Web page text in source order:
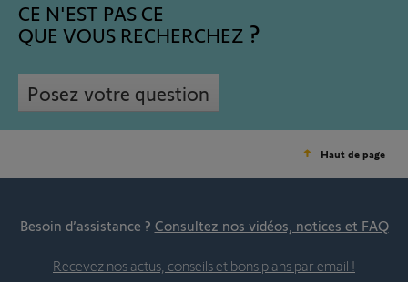
CE N'EST PAS CE
QUE VOUS RECHERCHEZ
Posez votre question
Haut de page
Besoin d’assistance ? Consultez nos vidéos, notices et FAQ
Recevez nos actus, conseils et bons plans par email !